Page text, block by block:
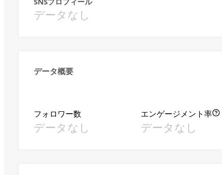
データなし
データ概要
フォロワー数
データなし
エンゲージメント率
データなし